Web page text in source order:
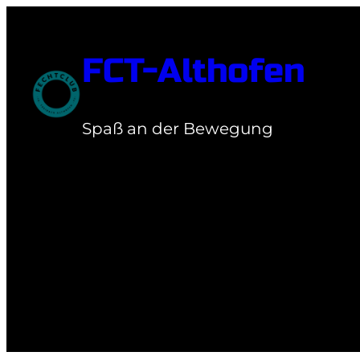
springen FCT-Althofen
Spaß an der Bewegung